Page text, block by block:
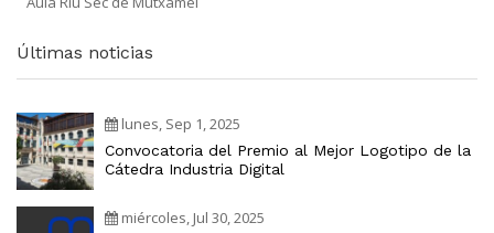
Últimas noticias
lunes, Sep 1, 2025
Convocatoria del Premio al Mejor Logotipo de la
Cátedra Industria Digital
miércoles, Jul 30, 2025